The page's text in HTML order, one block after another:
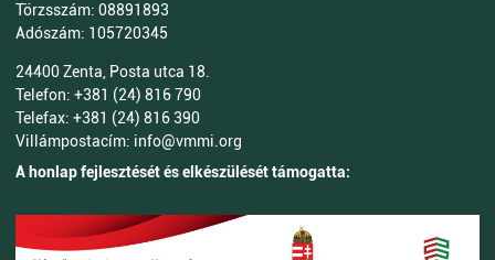
Törzsszám: 08891893
Adószám: 105720345
24400 Zenta, Posta utca 18.
Telefon: +381 (24) 816 790
Telefax: +381 (24) 816 390
Villámpostacím: info@vmmi.org
A honlap fejlesztését és elkészülését támogatta: